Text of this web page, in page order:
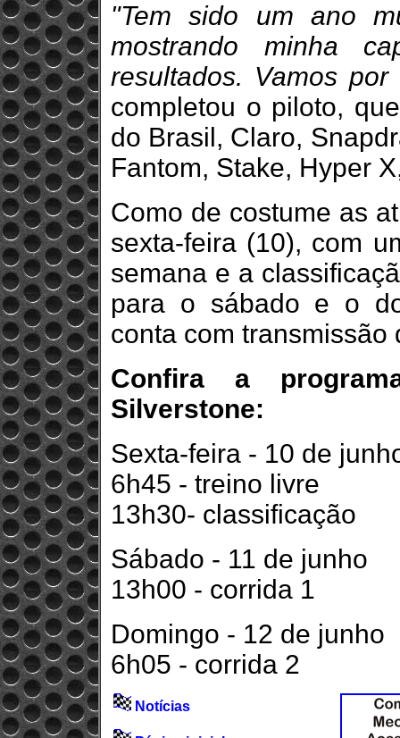
"Tem sido um ano
mostrando minha
resultados. Vamos
completou o piloto,
do Brasil, Claro,
Fantom, Stake, Hyper
Como de costume as
sexta-feira (10), com
semana e a
para o sábado e o
conta com transmissão
Confira a
Silverstone:
Sexta-feira - 10 de
6h45 - treino livre
13h30- classificação
Sábado - 11 de junho
13h00 - corrida 1
Domingo - 12 de junho
6h05 - corrida 2
Notícias